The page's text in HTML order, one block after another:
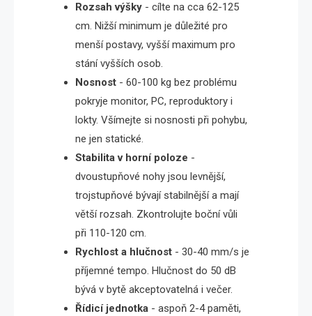
Rozsah výšky - cílte na cca 62-125
cm. Nižší minimum je důležité pro
menší postavy, vyšší maximum pro
stání vyšších osob.
Nosnost - 60-100 kg bez problému
pokryje monitor, PC, reproduktory i
lokty. Všímejte si nosnosti při pohybu,
ne jen statické.
Stabilita v horní poloze -
dvoustupňové nohy jsou levnější,
trojstupňové bývají stabilnější a mají
větší rozsah. Zkontrolujte boční vůli
při 110-120 cm.
Rychlost a hlučnost - 30-40 mm/s je
příjemné tempo. Hlučnost do 50 dB
bývá v bytě akceptovatelná i večer.
Řídicí jednotka - aspoň 2-4 paměti,